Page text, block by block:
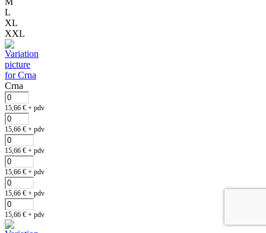
L
XL
XXL
Crna
15,66 € + pdv
15,66 € + pdv
15,66 € + pdv
15,66 € + pdv
15,66 € + pdv
15,66 € + pdv